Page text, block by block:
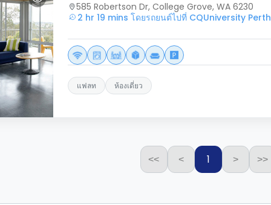
585 Robertson Dr, College Grove, WA 6230
2 hr 19 mins โดยรถยนต์ไปที่ CQUniversity Perth
แฟลท ห้องเดี่ยว
<< < 1 > >>